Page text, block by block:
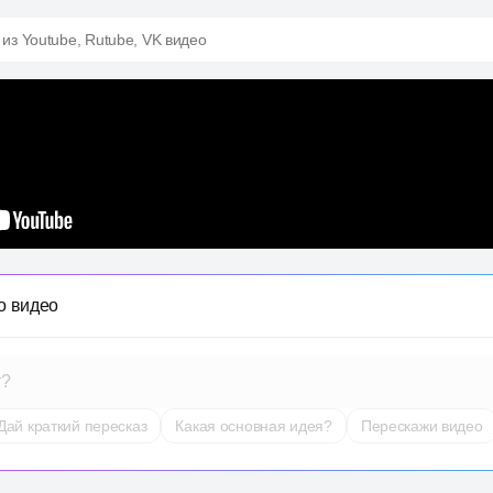
Youtube, Rutube, VK видео
видео
краткий пересказ Какая основная идея? Перескажи видео